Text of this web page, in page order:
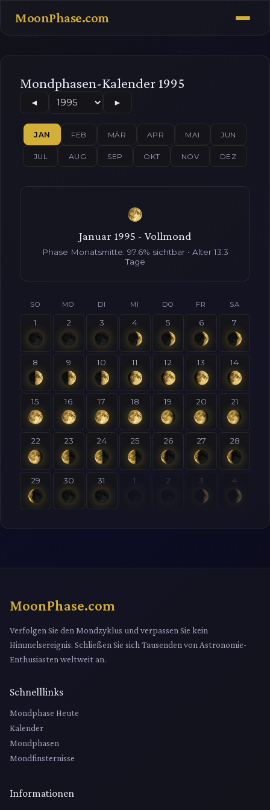
MoonPhase.com
Mondphasen-Kalender 1995
◄ ►
JAN FEB MÄR APR MAI JUN
JUL AUG SEP OKT NOV DEZ
Januar 1995 - Vollmond
Phase Monatsmitte: 97.6% sichtbar • Alter 13.3
Tage
SO MO DI MI DO FR SA
1 2 3 4 5 6 7
8 9 10 11 12 13 14
15 16 17 18 19 20 21
22 23 24 25 26 27 28
29 30 31 1 2 3 4
MoonPhase.com
Verfolgen Sie den Mondzyklus und verpassen Sie kein
Himmelsereignis. Schließen Sie sich Tausenden von Astronomie-
Enthusiasten weltweit an.
Schnelllinks
Mondphase Heute
Kalender
Mondphasen
Mondfinsternisse
Informationen